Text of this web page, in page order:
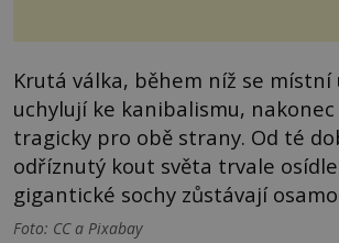
je značka Longines dnes a čím byla i
Krutá válka, během níž se místní
uchylují ke kanibalismu,
tragicky pro obě strany. Od té
odříznutý kout světa trvale
gigantické sochy zůstávají
Foto: CC a Pixabay